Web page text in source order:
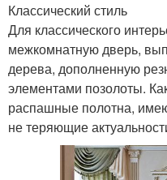
Классический стиль
Для классического
межкомнатную дверь,
дерева, дополненную
элементами позолоты.
распашные полотна,
не теряющие